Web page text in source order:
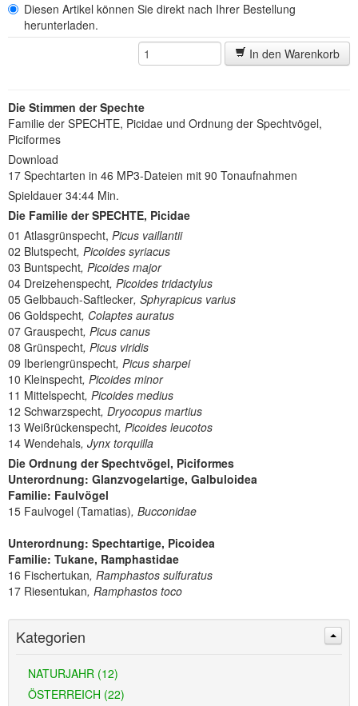
Diesen Artikel können Sie direkt nach Ihrer Bestellung
herunterladen.
In den Warenkorb
Die Stimmen der Spechte
Familie der SPECHTE, Picidae und Ordnung der Spechtvögel,
Piciformes
Download
17 Spechtarten in 46 MP3-Dateien mit 90 Tonaufnahmen
Spieldauer 34:44 Min.
Die Familie der SPECHTE, Picidae
01 Atlasgrünspecht, Picus vaillantii
02 Blutspecht, Picoides syriacus
03 Buntspecht, Picoides major
04 Dreizehenspecht, Picoides tridactylus
05 Gelbbauch-Saftlecker, Sphyrapicus varius
06 Goldspecht, Colaptes auratus
07 Grauspecht, Picus canus
08 Grünspecht, Picus viridis
09 Iberiengrünspecht, Picus sharpei
10 Kleinspecht, Picoides minor
11 Mittelspecht, Picoides medius
12 Schwarzspecht, Dryocopus martius
13 Weißrückenspecht, Picoides leucotos
14 Wendehals, Jynx torquilla
Die Ordnung der Spechtvögel, Piciformes
Unterordnung: Glanzvogelartige, Galbuloidea
Familie: Faulvögel
15 Faulvogel (Tamatias), Bucconidae
Unterordnung: Spechtartige, Picoidea
Familie: Tukane, Ramphastidae
16 Fischertukan, Ramphastos sulfuratus
17 Riesentukan, Ramphastos toco
Kategorien
NATURJAHR (12)
ÖSTERREICH (22)